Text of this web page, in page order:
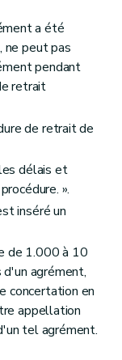
a été
ne peut pas
pendant
retrait
de retrait de
délais et
».
inséré un
de 1.000 à 10
agrément,
concertation en
appellation
tel agrément.